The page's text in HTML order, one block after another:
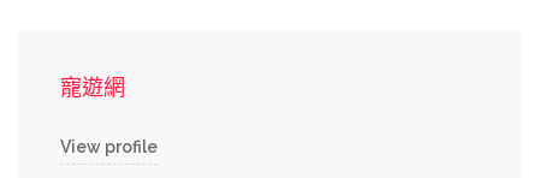
寵遊網
View profile